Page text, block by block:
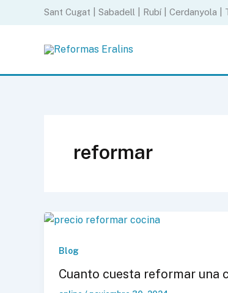
Sant Cugat | Sabadell | Rubí | Cerdanyola |
reformar
Blog
Cuanto cuesta reformar una